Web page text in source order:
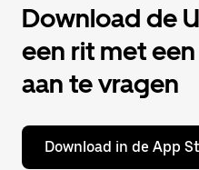
Download de
een rit met
aan te vragen
Download in de App